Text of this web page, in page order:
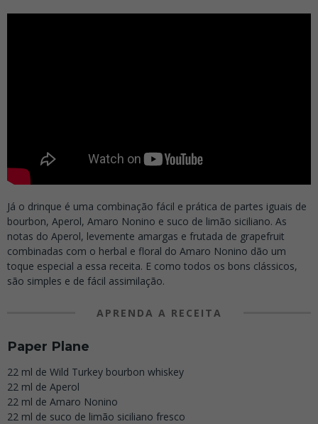
Já o drinque é uma combinação fácil e prática de partes iguais de
bourbon, Aperol, Amaro Nonino e suco de limão siciliano. As
notas do Aperol, levemente amargas e frutada de grapefruit
combinadas com o herbal e floral do Amaro Nonino dão um
toque especial a essa receita. E como todos os bons clássicos,
são simples e de fácil assimilação.
APRENDA A RECEITA
Paper Plane
22 ml de Wild Turkey bourbon whiskey
22 ml de Aperol
22 ml de Amaro Nonino
22 ml de suco de limão siciliano fresco